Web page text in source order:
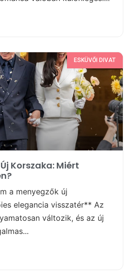
ESKÜVŐI DIVAT
Korszaka: Miért
a menyegzők új
elegancia visszatér** Az
változik, és az új